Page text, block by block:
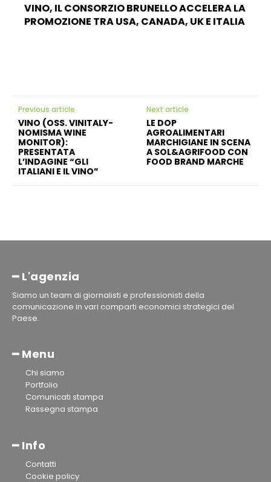
VINO, IL CONSORZIO BRUNELLO ACCELERA LA
PROMOZIONE TRA USA, CANADA, UK E ITALIA
Previous article
VINO (OSS. VINITALY-
NOMISMA WINE
MONITOR):
PRESENTATA
L’INDAGINE “GLI
ITALIANI E IL VINO”
Next article
LE DOP
AGROALIMENTARI
MARCHIGIANE IN SCENA
A SOL&AGRIFOOD CON
FOOD BRAND MARCHE
━ L'agenzia
Siamo un team di giornalisti e professionisti della
comunicazione in vari comparti economici strategici del
Paese.
━ Menu
Chi siamo
Portfolio
Comunicati stampa
Rassegna stampa
━ Info
Contatti
Cookie policy